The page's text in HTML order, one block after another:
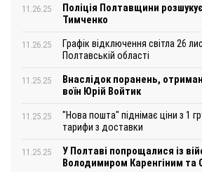
11.26.25
Поліція Полтавщини
Тимченко
11.26.25
Графік відключення світла 26
Полтавській області
11.25.25
Внаслідок поранень,
воїн Юрій Войтик
11.25.25
"Нова пошта" піднімає ціни з 1
тарифи з доставки
11.25.25
У Полтаві попрощалися із
Володимиром Каренгіним та